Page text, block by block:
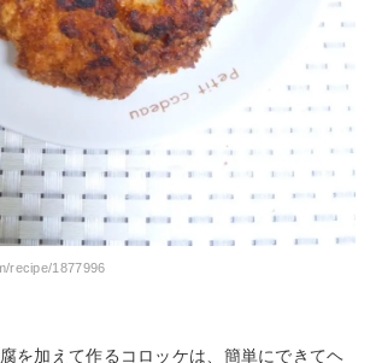
recipe/1877996
を加えて作るコロッケは、簡単にできてヘ